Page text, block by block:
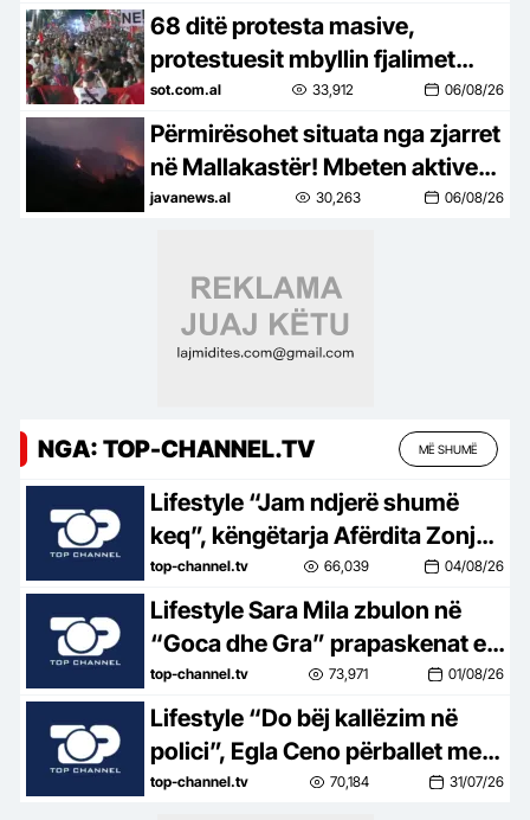
68 ditë protesta masive,
protestuesit mbyllin fjalimet
para Kryeministrisë, marshojnë
drejt Korpusit: Ju erdhi fundi!
sot.com.al 33,912 06/08/26
Përmirësohet situata nga zjarret
në Mallakastër! Mbeten aktive
10 vatra nga veriu në jug
javanews.al 30,263 06/08/26
NGA: TOP-CHANNEL.TV MË SHUMË
Lifestyle “Jam ndjerë shumë
keq”, këngëtarja Afërdita Zonja:
Parashqevinë nuk e kam takuar
në Amerikë. Po të ishte në
Shqipëri…
top-channel.tv 66,039 04/08/26
Lifestyle Sara Mila zbulon në
“Goca dhe Gra” prapaskenat e
jetës së saj politike: Teatër jo i
bukur, nuk është aq tragjike sa
duket
top-channel.tv 73,971 01/08/26
Lifestyle “Do bëj kallëzim në
polici”, Egla Ceno përballet me
një situatë të vështirë rreziku:
top-channel.tv 70,184 31/07/26